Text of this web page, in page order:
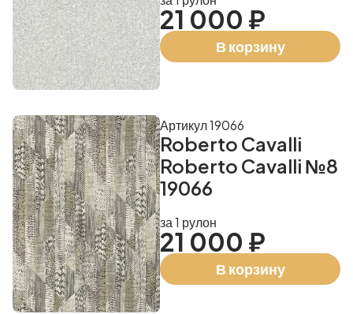
21 000 ₽
В корзину
Roberto Cavalli
Roberto Cavalli №8
19066
Артикул 19066
за 1 рулон
21 000 ₽
В корзину